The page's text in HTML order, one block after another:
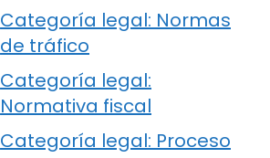
Categoría legal: Normas
de tráfico
Categoría legal:
Normativa fiscal
Categoría legal: Proceso